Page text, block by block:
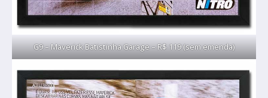
G9 – Maverick Batistinha Garage – R$ 119 (sem emenda)